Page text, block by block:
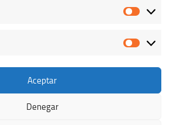
Aceptar
Denegar
de Cáceres © 2026. Todos los